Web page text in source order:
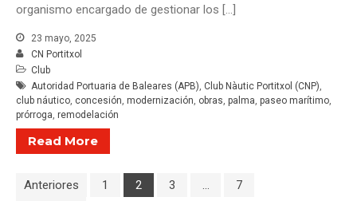
organismo encargado de gestionar los […]
23 mayo, 2025
CN Portitxol
Club
Autoridad Portuaria de Baleares (APB) Club Nàutic Portitxol (CNP)
club náutico concesión modernización obras palma paseo marítimo
prórroga remodelación
Read More
Anteriores 1 2 3 …
7